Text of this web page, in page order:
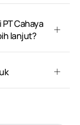
Cahaya
lanjut?